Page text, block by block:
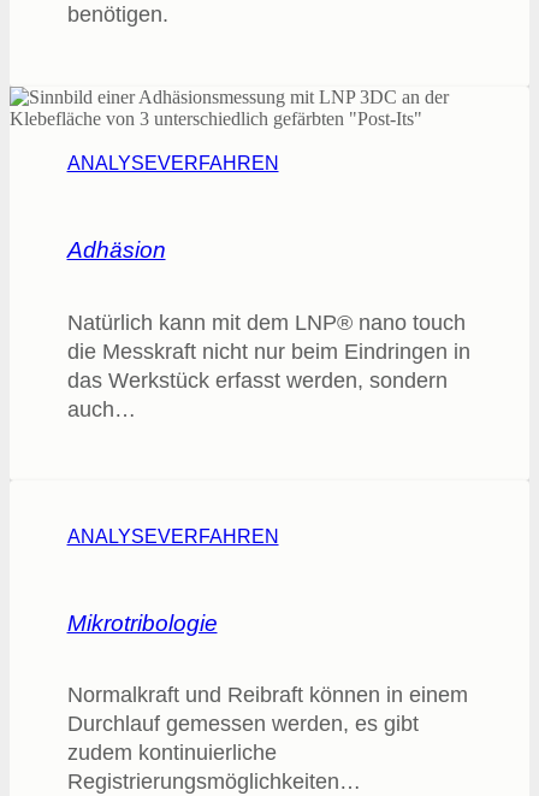
benötigen.
ANALYSEVERFAHREN
Adhäsion
Natürlich kann mit dem LNP® nano touch
die Messkraft nicht nur beim Eindringen in
das Werkstück erfasst werden, sondern
auch…
ANALYSEVERFAHREN
Mikrotribologie
Normalkraft und Reibraft können in einem
Durchlauf gemessen werden, es gibt
zudem kontinuierliche
Registrierungsmöglichkeiten…